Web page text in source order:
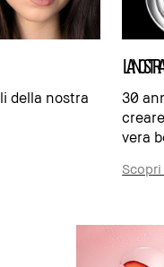
della nostra
LA
30
vera